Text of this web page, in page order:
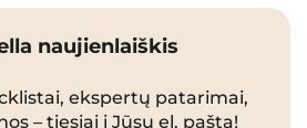
naujienlaiškis
ekspertų patarimai,
– tiesiai į Jūsų el. paštą!